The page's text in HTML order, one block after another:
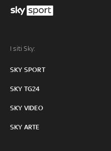
I siti Sky:
SKY SPORT
SKY TG24
SKY VIDEO
SKY ARTE